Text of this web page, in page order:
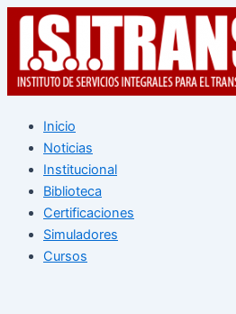
Ir
contenido
Inicio
Noticias
Institucional
Biblioteca
Certificaciones
Simuladores
Cursos
Navegación
entradas